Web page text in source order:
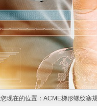
您现在的位置： ACME梯形螺纹塞